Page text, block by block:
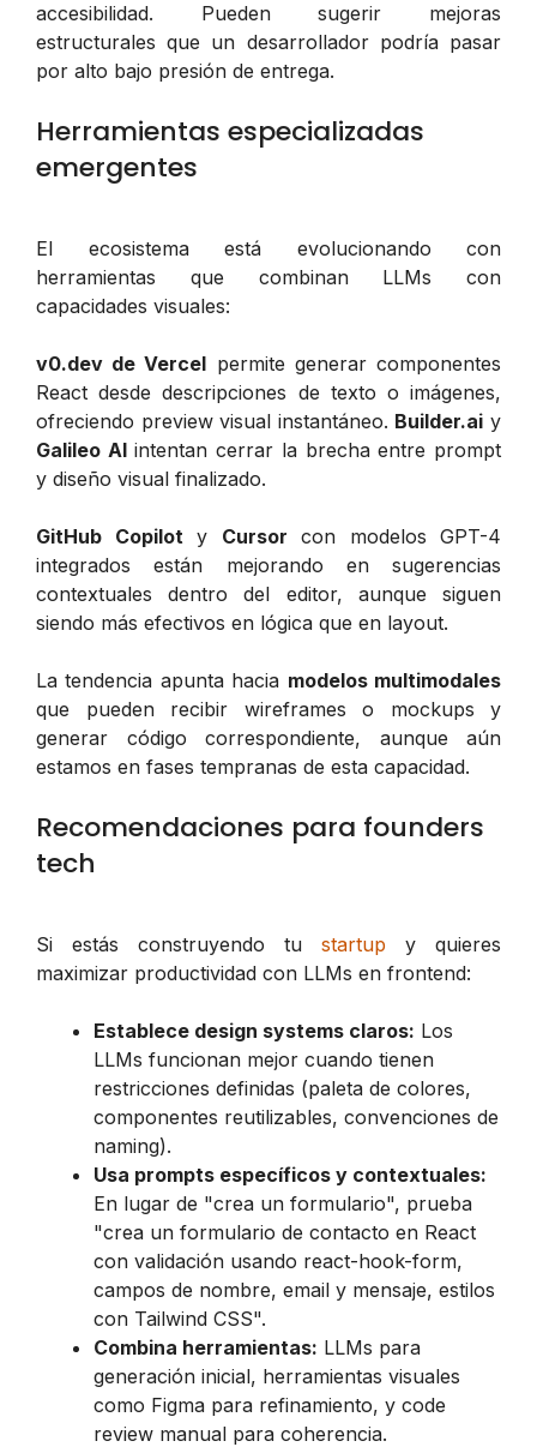
accesibilidad. Pueden sugerir mejoras
estructurales que un desarrollador podría pasar
por alto bajo presión de entrega.
Herramientas especializadas
emergentes
El ecosistema está evolucionando con
herramientas que combinan LLMs con
capacidades visuales:
v0.dev de Vercel permite generar componentes
React desde descripciones de texto o imágenes,
ofreciendo preview visual instantáneo. Builder.ai y
Galileo AIintentan cerrar la brecha entre prompt
y diseño visual finalizado.
GitHub Copilot y Cursor con modelos GPT-4
integrados están mejorando en sugerencias
contextuales dentro del editor, aunque siguen
siendo más efectivos en lógica que en layout.
La tendencia apunta hacia modelos multimodales
que pueden recibir wireframes o mockups y
generar código correspondiente, aunque aún
estamos en fases tempranas de esta capacidad.
Recomendaciones para founders
tech
Si estás construyendo tu startup y quieres
maximizar productividad con LLMs en frontend:
Establece design systems claros: Los
LLMs funcionan mejor cuando tienen
restricciones definidas (paleta de colores,
componentes reutilizables, convenciones de
naming).
Usa prompts específicos y contextuales:
En lugar de "crea un formulario", prueba
"crea un formulario de contacto en React
con validación usando react-hook-form,
campos de nombre, email y mensaje, estilos
con Tailwind CSS".
Combina herramientas: LLMs para
generación inicial, herramientas visuales
como Figma para refinamiento, y code
review manual para coherencia.